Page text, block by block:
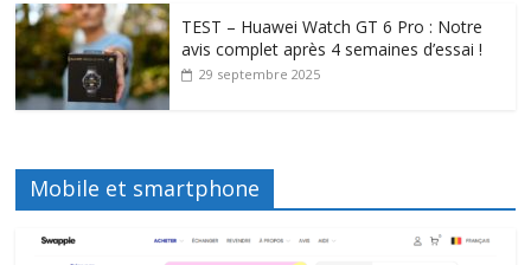
TEST – Huawei Watch GT 6 Pro : Notre
avis complet après 4 semaines d’essai !
29 septembre 2025
Mobile et smartphone